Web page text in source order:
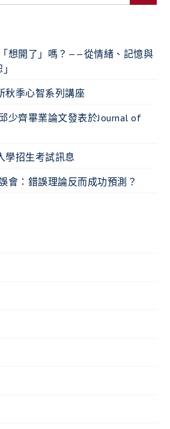
想開了」嗎？——從情緒、記憶與
秋季心智系列講座
少齊畢業論文發表於Journal of
學招生考試訊息
會：錯誤理論反而成功預測？